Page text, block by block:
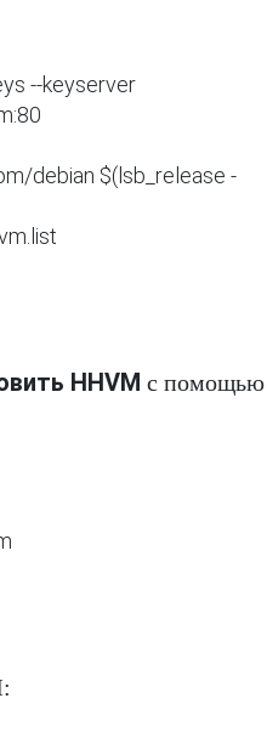
--keyserver
debian $(lsb_release -
HHVM с помощью